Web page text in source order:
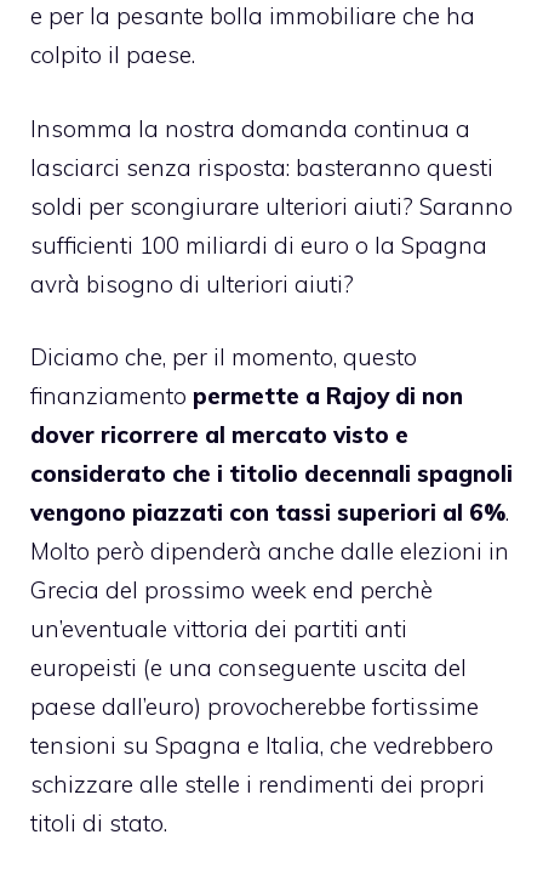
e per la pesante bolla immobiliare che ha
colpito il paese.
Insomma la nostra domanda continua a
lasciarci senza risposta: basteranno questi
soldi per scongiurare ulteriori aiuti? Saranno
sufficienti 100 miliardi di euro o la Spagna
avrà bisogno di ulteriori aiuti?
Diciamo che, per il momento, questo
finanziamento permette a Rajoy di non
dover ricorrere al mercato visto e
considerato che i titolio decennali spagnoli
vengono piazzati con tassi superiori al 6%.
Molto però dipenderà anche dalle elezioni in
Grecia del prossimo week end perchè
un’eventuale vittoria dei partiti anti
europeisti (e una conseguente uscita del
paese dall’euro) provocherebbe fortissime
tensioni su Spagna e Italia, che vedrebbero
schizzare alle stelle i rendimenti dei propri
titoli di stato.